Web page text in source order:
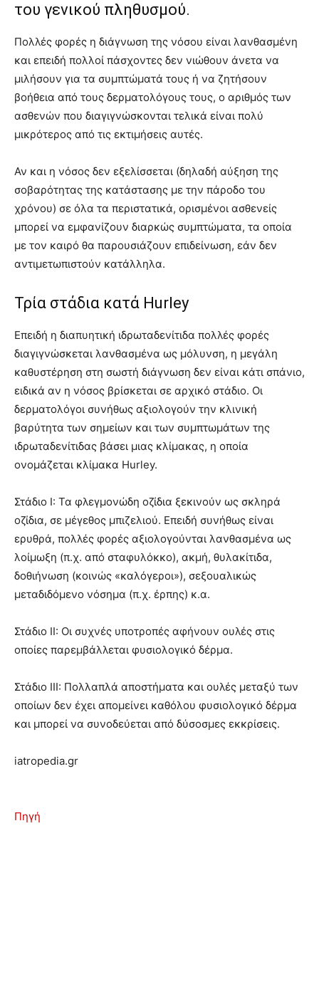
του γενικού πληθυσμού.
Πολλές φορές η διάγνωση της νόσου είναι λανθασμένη
και επειδή πολλοί πάσχοντες δεν νιώθουν άνετα να
μιλήσουν για τα συμπτώματά τους ή να ζητήσουν
βοήθεια από τους δερματολόγους τους, ο αριθμός των
ασθενών που διαγιγνώσκονται τελικά είναι πολύ
μικρότερος από τις εκτιμήσεις αυτές.
Αν και η νόσος δεν εξελίσσεται (δηλαδή αύξηση της
σοβαρότητας της κατάστασης με την πάροδο του
χρόνου) σε όλα τα περιστατικά, ορισμένοι ασθενείς
μπορεί να εμφανίζουν διαρκώς συμπτώματα, τα οποία
με τον καιρό θα παρουσιάζουν επιδείνωση, εάν δεν
αντιμετωπιστούν κατάλληλα.
Τρία στάδια κατά Hurley
Επειδή η διαπυητική ιδρωταδενίτιδα πολλές φορές
διαγιγνώσκεται λανθασμένα ως μόλυνση, η μεγάλη
καθυστέρηση στη σωστή διάγνωση δεν είναι κάτι σπάνιο,
ειδικά αν η νόσος βρίσκεται σε αρχικό στάδιο. Οι
δερματολόγοι συνήθως αξιολογούν την κλινική
βαρύτητα των σημείων και των συμπτωμάτων της
ιδρωταδενίτιδας βάσει μιας κλίμακας, η οποία
ονομάζεται κλίμακα Hurley.
Στάδιο Ι: Τα φλεγμονώδη οζίδια ξεκινούν ως σκληρά
οζίδια, σε μέγεθος μπιζελιού. Επειδή συνήθως είναι
ερυθρά, πολλές φορές αξιολογούνται λανθασμένα ως
λοίμωξη (π.χ. από σταφυλόκκο), ακμή, θυλακίτιδα,
δοθιήνωση (κοινώς «καλόγεροι»), σεξουαλικώς
μεταδιδόμενο νόσημα (π.χ. έρπης) κ.α.
Στάδιο ΙΙ: Οι συχνές υποτροπές αφήνουν ουλές στις
οποίες παρεμβάλλεται φυσιολογικό δέρμα.
Στάδιο ΙΙΙ: Πολλαπλά αποστήματα και ουλές μεταξύ των
οποίων δεν έχει απομείνει καθόλου φυσιολογικό δέρμα
και μπορεί να συνοδεύεται από δύσοσμες εκκρίσεις.
iatropedia.gr
Πηγή